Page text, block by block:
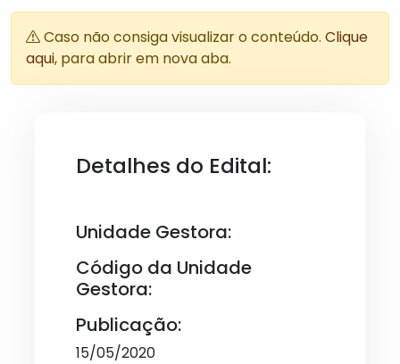
Caso não consiga visualizar o conteúdo. Clique
aqui, para abrir em nova aba.
Detalhes do Edital:
Unidade Gestora:
Código da Unidade
Gestora:
Publicação:
15/05/2020